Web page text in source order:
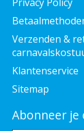
Verzenden &
Klantenservice
Sitemap
Abonneer